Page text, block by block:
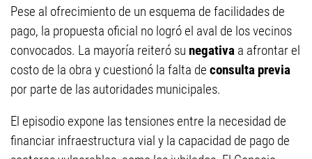
Pese al ofrecimiento de un esquema de facilidades de
pago, la propuesta oficial no logró el aval de los vecinos
convocados. La mayoría reiteró su negativa a afrontar el
costo de la obra y cuestionó la falta de consulta previa
por parte de las autoridades municipales.
El episodio expone las tensiones entre la necesidad de
financiar infraestructura vial y la capacidad de pago de